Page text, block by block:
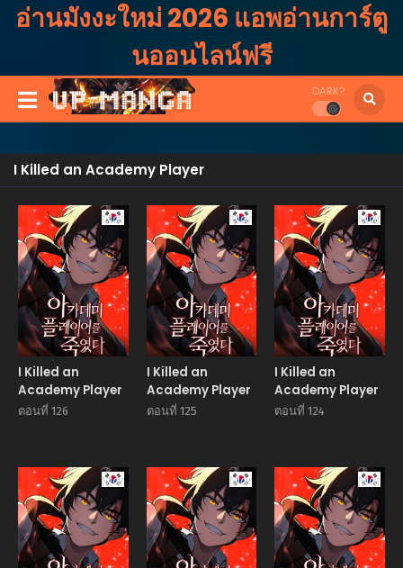
อ่านมังงะใหม่ 2026 แอพอ่านการ์ตู
นออนไลน์ฟรี
DARK?
I Killed an Academy Player
Manhwa
I Killed an
Academy Player
ตอนที่ 126
Manhwa
I Killed an
Academy Player
ตอนที่ 125
I Killed an
Academy Player
ตอนที่ 124
Manhwa Manhwa